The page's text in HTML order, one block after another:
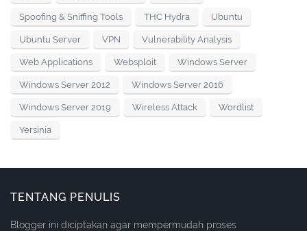
Spoofing & Sniffing Tools THC Hydra Ubuntu
Ubuntu Server VPN Vulnerability Analysis
Web Applications Websploit Windows Server
Windows Server 2012 Windows Server 2016
Windows Server 2019 Wireless Attack Wordlist
Yersinia
TENTANG PENULIS
Blogger ini diciptakan agar mempermudah proses